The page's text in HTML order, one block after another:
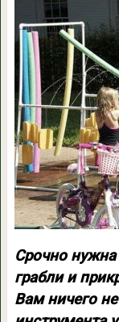
Срочно
грабли и
Вам ничего